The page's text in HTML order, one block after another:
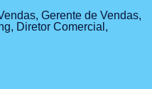
Gerente de Vendas,
Diretor Comercial,